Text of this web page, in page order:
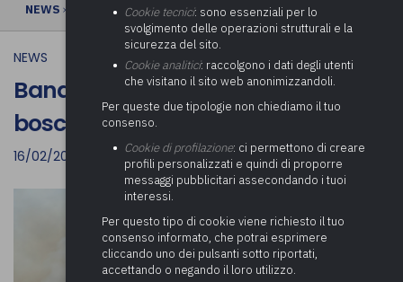
NEWS › Bando | Prevenzione incendi boschivi
NEWS
Bando | Prevenzione incendi
boschivi
16/02/2023
Cookie tecnici: sono essenziali per lo
svolgimento delle operazioni strutturali e la
sicurezza del sito.
Cookie analitici: raccolgono i dati degli utenti
che visitano il sito web anonimizzandoli.
Per queste due tipologie non chiediamo il tuo
consenso.
Cookie di profilazione: ci permettono di creare
profili personalizzati e quindi di proporre
messaggi pubblicitari assecondando i tuoi
interessi.
Per questo tipo di cookie viene richiesto il tuo
consenso informato, che potrai esprimere
cliccando uno dei pulsanti sotto riportati,
accettando o negando il loro utilizzo.